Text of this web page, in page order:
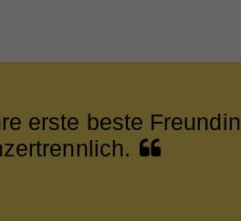
erste beste Freundin